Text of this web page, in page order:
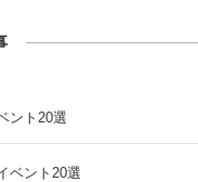
ント20選
ベント20選